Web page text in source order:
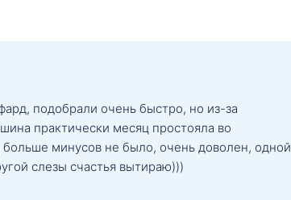
подобрали очень быстро, но из-за
практически месяц простояла во
больше минусов не было, очень доволен, одной
слезы счастья вытираю)))